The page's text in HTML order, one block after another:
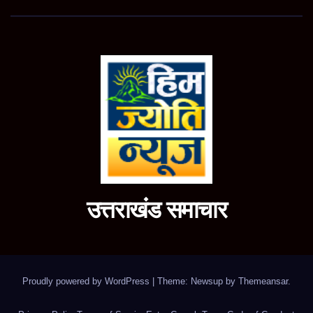
उत्तराखंड समाचार
Proudly powered by WordPress Theme: Newsup by Themeansar.